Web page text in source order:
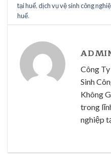
tại huế,dịch vụ vệ sinh công
huế.
Công
Sinh
Không
trong
nghiệp